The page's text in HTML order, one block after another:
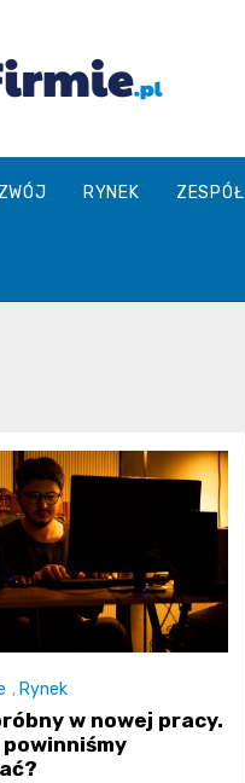
RYNEK ZESPÓŁ
, Rynek
w nowej pracy.
powinniśmy